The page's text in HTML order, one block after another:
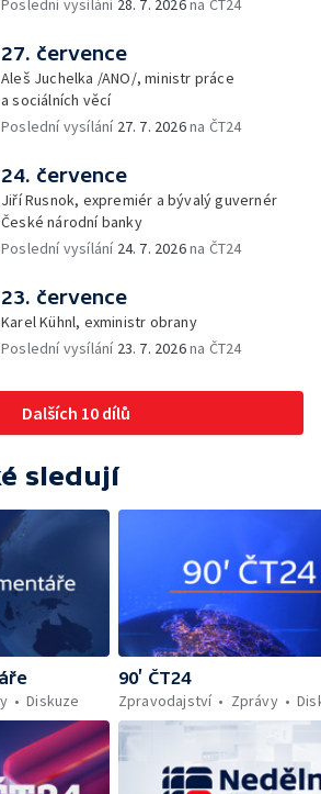
Poslední vysílání 28. 7. 2026na ČT24
27. července
Aleš Juchelka /ANO/, ministr práce
a sociálních věcí
Poslední vysílání 27. 7. 2026na ČT24
24. července
Jiří Rusnok, expremiér a bývalý guvernér
České národní banky
Poslední vysílání 24. 7. 2026na ČT24
23. července
Karel Kühnl, exministr obrany
Poslední vysílání 23. 7. 2026na ČT24
Dalších 10 dílů
sledují
Diskuze
90’ ČT24
Zpravodajství
Zprávy